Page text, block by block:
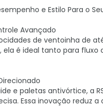
e Estilo Para o
Avançado
de ventoinha de
é ideal tanto para
e paletas antivórtice, a
Essa inovação reduz